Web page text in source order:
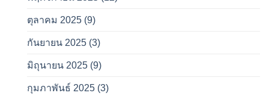
ตุลาคม 2025 (9)
กันยายน 2025 (3)
มิถุนายน 2025 (9)
กุมภาพันธ์ 2025 (3)